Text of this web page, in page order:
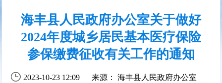
海丰县人民政府办公室关于做好
2024年度城乡居民基本医疗保险
参保缴费征收有关工作的通知
2023-10-23 12:09 来源： 海丰县人民政府办公室